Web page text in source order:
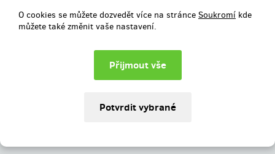
O cookies se můžete dozvedět více na stránce Soukromí kde
můžete také změnit vaše nastavení.